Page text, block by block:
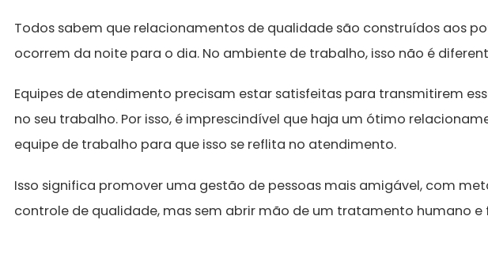
Todos sabem que relacionamentos de qualidade são construídos aos
ocorrem da noite para o dia. No ambiente de trabalho, isso não é
Equipes de atendimento precisam estar satisfeitas para transmitirem
no seu trabalho. Por isso, é imprescindível que haja um ótimo
equipe de trabalho para que isso se reflita no atendimento.
Isso significa promover uma gestão de pessoas mais amigável, com
controle de qualidade, mas sem abrir mão de um tratamento humano e